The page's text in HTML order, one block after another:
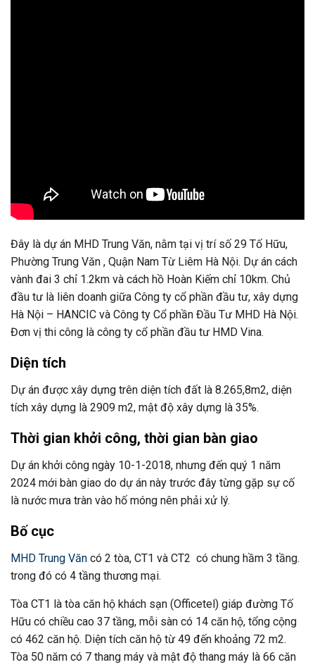
Đây là dự án MHD Trung Văn, nằm tại vị trí số 29 Tố Hữu,
Phường Trung Văn , Quận Nam Từ Liêm Hà Nội. Dự án cách
vành đai 3 chỉ 1.2km và cách hồ Hoàn Kiếm chỉ 10km. Chủ
đầu tư là liên doanh giữa Công ty cổ phần đầu tư, xây dựng
Hà Nội – HANCIC và Công ty Cổ phần Đầu Tư MHD Hà Nội.
Đơn vị thi công là công ty cổ phần đầu tư HMD Vina.
Diện tích
Dự án được xây dựng trên diện tích đất là 8.265,8m2, diện
tích xây dựng là 2909 m2, mật độ xây dựng là 35%.
Thời gian khởi công, thời gian bàn giao
Dự án khởi công ngày 10-1-2018, nhưng đến quý 1 năm
2024 mới bàn giao do dự án này trước đây từng gặp sự cố
là nước mưa tràn vào hố móng nên phải xử lý.
Bố cục
MHD Trung Văn có 2 tòa, CT1 và CT2 có chung hầm 3 tầng.
trong đó có 4 tầng thương mại.
Tòa CT1 là tòa căn hộ khách sạn (Officetel) giáp đường Tố
Hữu có chiều cao 37 tầng, mỗi sàn có 14 căn hộ, tổng cộng
có 462 căn hộ. Diện tích căn hộ từ 49 đến khoảng 72 m2.
Tòa 50 năm có 7 thang máy và mật độ thang máy là 66 căn